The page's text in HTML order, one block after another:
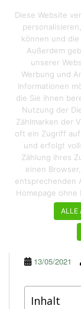
Reisen
alle
13/05/2021
Inhalt
Diese Website
können und
Außerdem
unserer
Werbung und
Informationen
die Sie ihnen
Nutzung der
Zählmarken der
oft ein Zugriff
und erfolgt
Zählung ihres
einen
entsprechenden
Homepage ohne
ALLE